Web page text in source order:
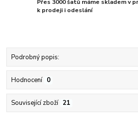
Přes 3000 šatů máme skladem v
k prodeji i odeslání
Podrobný popis:
Hodnocení 0
Související zboží 21